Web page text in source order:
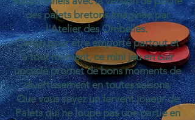
des palets bretons imaginée par
l'Atelier des Ombelles.
Conçu pour être emporté partout et
à tout moment, ce mini jeu en cuir
upcyclé promet de bons moments de
divertissement en toutes saisons.
Que vous soyez un fervent joueur de
Palets qui ne loupe pas une partie en